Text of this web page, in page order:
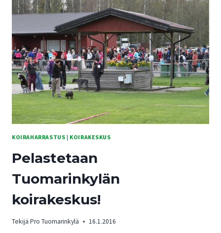
TAPAHTUMA
MA
2.5.2016
KLO
18
KOIRAHARRASTUS | KOIRAKESKUS
Pelastetaan
Tuomarinkylän
koirakeskus!
Tekijä Pro Tuomarinkylä 16.1.2016